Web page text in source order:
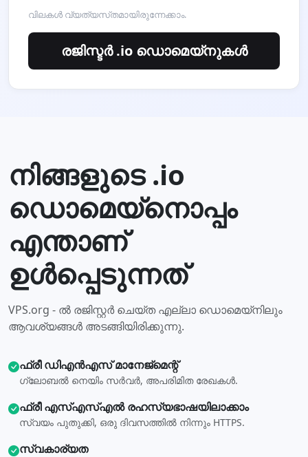
വിലകൾ വ്യത്യസ്‌തമായിരുന്നേക്കാം.
രജിസ്ടര്‍ .io ഡൊമെയ്നുകള്‍
നിങ്ങളുടെ .io
ഡൊമെയ്നൊപ്പം
എന്താണ്
ഉള്‍പ്പെടുന്നത്
VPS.org - ൽ രജിസ്റ്റർ ചെയ്‌ത എല്ലാ ഡൊമെയ്‌നിലും
ആവശ്യങ്ങൾ അടങ്ങിയിരിക്കുന്നു.
ഫ്രീ ഡിഎന്‍എസ് മാനേജ്മെന്റ്
ഗ്ലോബല്‍ നെയിം സര്‍വര്‍, അപരിമിത രേഖകള്‍.
ഫ്രീ എസ്എസ്എല്‍ രഹസ്യഭാഷയിലാക്കാം
സ്വയം പുതുക്കി, ഒരു ദിവസത്തില്‍ നിന്നും HTTPS.
സ്വകാര്യത